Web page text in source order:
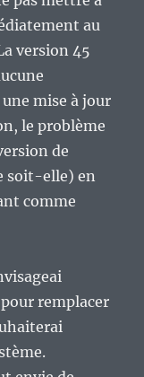
au
version 45
mise à jour
le problème
de
soit-elle) en
comme
remplacer